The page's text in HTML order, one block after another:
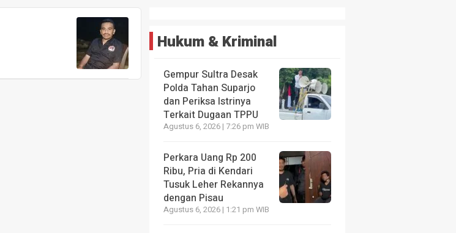
Hukum & Kriminal
Gempur Sultra Desak
Polda Tahan Suparjo
dan Periksa Istrinya
Terkait Dugaan TPPU
Agustus 6, 2026 | 7:26 pm WIB
Perkara Uang Rp 200
Ribu, Pria di Kendari
Tusuk Leher Rekannya
dengan Pisau
Agustus 6, 2026 | 1:21 pm WIB